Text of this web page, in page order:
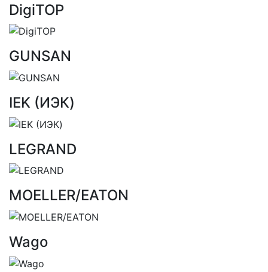
DigiTOP
GUNSAN
IEK (ИЭК)
LEGRAND
MOELLER/EATON
Wago